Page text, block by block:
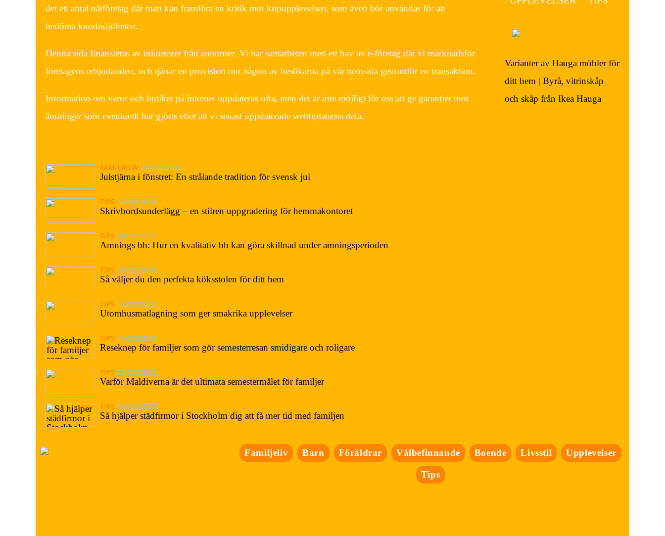
det ett antal nätföretag där man kan framföra en kritik mot köpupplevelsen, som även bör användas för att
bedöma kundnöjdheten.
Denna sida finansieras av inkomster från annonser. Vi har samarbeten med ett hav av e-företag där vi marknadsför
företagens erbjudanden, och tjänar en provision om någon av besökarna på vår hemsida genomför en transaktion.
Information om varor och butiker på internet uppdateras ofta, men det är inte möjligt för oss att ge garantier mot
ändringar som eventuellt har gjorts efter att vi senast uppdaterade webbplatsens data.
FAMILJELIV 24/10/2025
Julstjärna i fönstret: En strålande tradition för svensk jul
TIPS 12/06/2025
Skrivbordsunderlägg – en stilren uppgradering för hemmakontoret
TIPS 06/05/2025
Amnings bh: Hur en kvalitativ bh kan göra skillnad under amningsperioden
TIPS 26/02/2025
Så väljer du den perfekta köksstolen för ditt hem
TIPS 13/02/2025
Utomhusmatlagning som ger smakrika upplevelser
TIPS 16/12/2024
Reseknep för familjer som gör semesterresan smidigare och roligare
TIPS 27/11/2024
Varför Maldiverna är det ultimata semestermålet för familjer
TIPS 02/10/2024
Så hjälper städfirmor i Stockholm dig att få mer tid med familjen
Varianter av Hauga möbler för
ditt hem | Byrå, vitrinskåp
och skåp från Ikea Hauga
Familjeliv Barn Föräldrar Välbefinnande Boende Livsstil Upplevelser
Tips